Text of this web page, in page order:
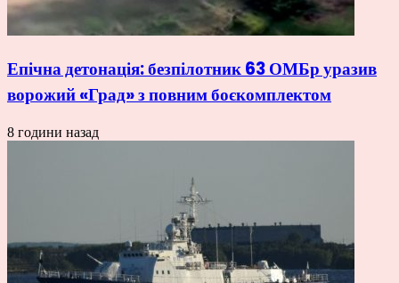
Епічна детонація: безпілотник 63 ОМБр уразив
ворожий «Град» з повним боєкомплектом
8 години назад